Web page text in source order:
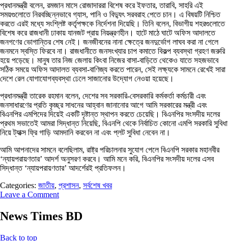
প্রধানমন্ত্রী বলেন, রমজান মাসে রোজাদাররা বিশেষ করে ইফতার, তারাবি, সাহরি এই
সময়গুলোতে নিরবচ্ছিন্নভাবে গ্যাস, পানি ও বিদ্যুৎ সরবরাহ পেতে চান। এ বিষয়টি নিশ্চিত
করতে এরই মধ্যে সংশ্লিষ্ট কর্তৃপক্ষকে নির্দেশনা দিয়েছি। তিনি বলেন, বিভাগীয় শহরগুলোতে
বিশেষ করে রাজধানী ঢাকায় যানজট প্রায় নিয়ন্ত্রণহীন। হাটে মাঠে ঘাটে অফিস আদালতে
জনগণের ভোগান্তির শেষ নেই। জনজীবনের নানা ক্ষেত্রে জনদুর্ভোগ লাঘব করা না গেলে
জনমনে স্বস্তি ফিরবে না। রাজধানীতে জনসংখ্যার চাপ কমাতে বিকল্প ব্যবস্থা গ্রহণ জরুরি
হয়ে পড়েছে। মানুষ তার নিজ জেলায় কিংবা নিজের বাসা-বাড়িতে থেকেও যাতে সহজভাবে
সঠিক সময়ে অফিস আদালত ব্যবসা-বাণিজ্য করতে পারেন, সেই লক্ষ্যকে সামনে রেখেই সারা
দেশে রেল যোগাযোগব্যবস্থা ঢেলে সাজানোর উদ্যোগ নেওয়া হয়েছে।
প্রধানমন্ত্রী তারেক রহমান বলেন, দেশের সব সরকারি-বেসরকারি কর্মকর্তা কর্মচারী এবং
জনসাধারণের প্রতি কৃচ্ছ্র সাধনের আহ্বান জানানোর আগে আমি সরকারের মন্ত্রী এবং
বিএনপির এমপিদের দিয়েই একটি দৃষ্টান্ত স্থাপন করতে চেয়েছি। বিএনপির সংসদীয় দলের
প্রথম সভাতেই আমরা সিদ্ধান্ত নিয়েছি, বিএনপি থেকে নির্বাচিত কোনো এমপি সরকারি সুবিধা
নিয়ে ট্যাক্স ফ্রি গাড়ি আমদানি করবেন না এবং প্লট সুবিধা নেবেন না।
আমি আপনাদের সামনে বলেছিলাম, রাষ্ট্র পরিচালনার সুযোগ পেলে বিএনপি সরকার মহানবীর
‘ন্যায়পরায়ণতার’ আদর্শ অনুসরণ করবে। আমি মনে করি, বিএনপির সংসদীয় দলের এসব
সিদ্ধান্ত ‘ন্যায়পরায়ণতার’ আদর্শেরই প্রতিফলন।
Categories: জাতীয়, প্রশাসন, সর্বশেষ খবর
Leave a Comment
News Times BD
Back to top